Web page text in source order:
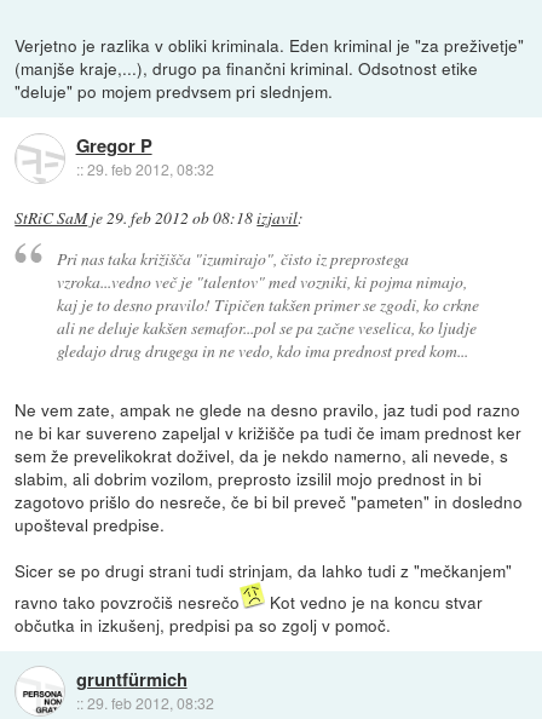
Verjetno je razlika v obliki kriminala. Eden kriminal je "za preživetje"
(manjše kraje,...), drugo pa finančni kriminal. Odsotnost etike
"deluje" po mojem predvsem pri slednjem.
Gregor P
::29. feb 2012, 08:32
StRiC SaMje29. feb 2012 ob 08:18izjavil:
Pri nas taka križišča "izumirajo", čisto iz preprostega
vzroka...vedno več je "talentov" med vozniki, ki pojma nimajo,
kaj je to desno pravilo! Tipičen takšen primer se zgodi, ko crkne
ali ne deluje kakšen semafor...pol se pa začne veselica, ko ljudje
gledajo drug drugega in ne vedo, kdo ima prednost pred kom...
Ne vem zate, ampak ne glede na desno pravilo, jaz tudi pod razno
ne bi kar suvereno zapeljal v križišče pa tudi če imam prednost ker
sem že prevelikokrat doživel, da je nekdo namerno, ali nevede, s
slabim, ali dobrim vozilom, preprosto izsilil mojo prednost in bi
zagotovo prišlo do nesreče, če bi bil preveč "pameten" in dosledno
upošteval predpise.
Sicer se po drugi strani tudi strinjam, da lahko tudi z "mečkanjem"
ravno tako povzročiš nesrečo
Kot vedno je na koncu stvar
občutka in izkušenj, predpisi pa so zgolj v pomoč.
gruntfürmich
::29. feb 2012, 08:32